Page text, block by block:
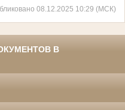
08.12.2025 10:29 (МСК)
В